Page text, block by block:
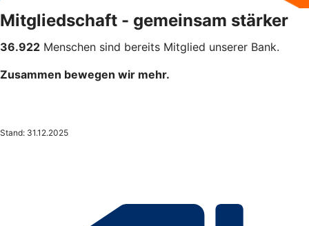
Mitgliedschaft - gemeinsam stärker
36.922 Menschen sind bereits Mitglied unserer Bank.
Zusammen bewegen wir mehr.
Stand: 31.12.2025